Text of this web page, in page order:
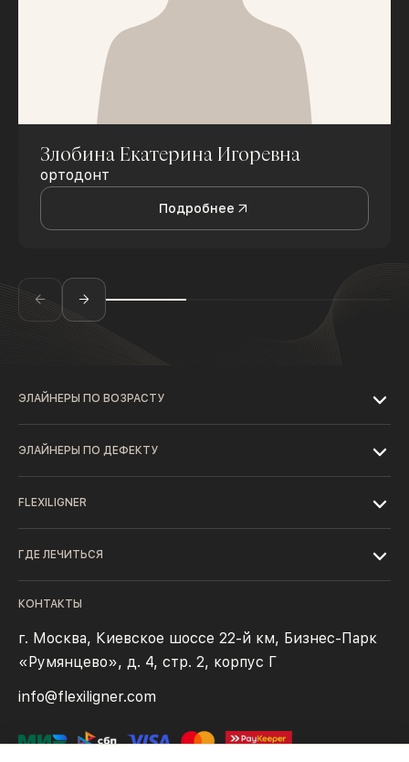
Злобина Екатерина Игоревна
ортодонт
Подробнее
ЭЛАЙНЕРЫ ПО ВОЗРАСТУ
ЭЛАЙНЕРЫ ПО ДЕФЕКТУ
FLEXILIGNER
ГДЕ ЛЕЧИТЬСЯ
КОНТАКТЫ
г. Москва, Киевское шоссе 22-й км, Бизнес-Парк
«Румянцево», д. 4, стр. 2, корпус Г
info@flexiligner.com